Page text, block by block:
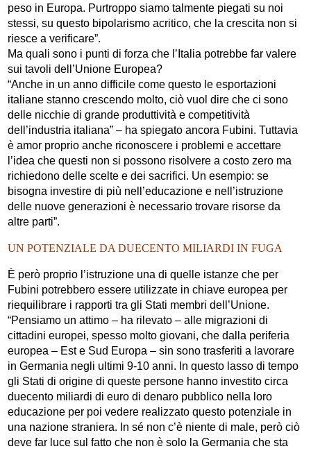
peso in Europa. Purtroppo siamo talmente piegati su noi
stessi, su questo bipolarismo acritico, che la crescita non si
riesce a verificare”.
Ma quali sono i punti di forza che l’Italia potrebbe far valere
sui tavoli dell’Unione Europea?
“Anche in un anno difficile come questo le esportazioni
italiane stanno crescendo molto, ciò vuol dire che ci sono
delle nicchie di grande produttività e competitività
dell’industria italiana” – ha spiegato ancora Fubini. Tuttavia
è amor proprio anche riconoscere i problemi e accettare
l’idea che questi non si possono risolvere a costo zero ma
richiedono delle scelte e dei sacrifici. Un esempio: se
bisogna investire di più nell’educazione e nell’istruzione
delle nuove generazioni è necessario trovare risorse da
altre parti”.
UN POTENZIALE DA DUECENTO MILIARDI IN FUGA
È però proprio l’istruzione una di quelle istanze che per
Fubini potrebbero essere utilizzate in chiave europea per
riequilibrare i rapporti tra gli Stati membri dell’Unione.
“Pensiamo un attimo – ha rilevato – alle migrazioni di
cittadini europei, spesso molto giovani, che dalla periferia
europea – Est e Sud Europa – sin sono trasferiti a lavorare
in Germania negli ultimi 9-10 anni. In questo lasso di tempo
gli Stati di origine di queste persone hanno investito circa
duecento miliardi di euro di denaro pubblico nella loro
educazione per poi vedere realizzato questo potenziale in
una nazione straniera. In sé non c’è niente di male, però ciò
deve far luce sul fatto che non è solo la Germania che sta